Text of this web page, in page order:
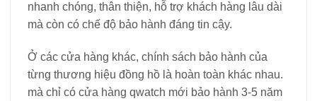
nhanh chóng, thân thiện, hỗ trợ khách hàng lâu dài
mà còn có chế độ bảo hành đáng tin cậy.
Ở các cửa hàng khác, chính sách bảo hành của
từng thương hiệu đồng hồ là hoàn toàn khác nhau.
mà chỉ có cửa hàng qwatch mới bảo hành 3-5 năm